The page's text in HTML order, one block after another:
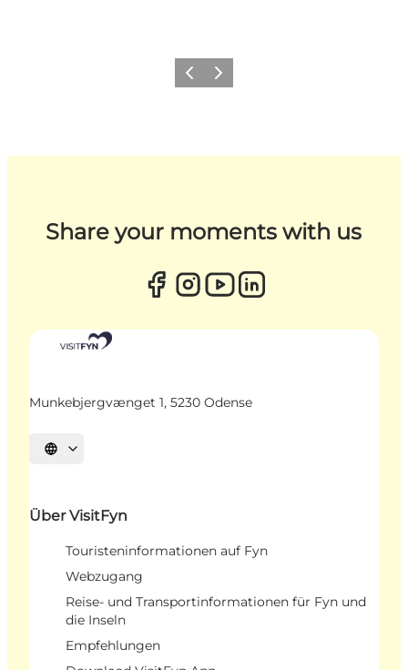
ZurückWeiter
Share your moments with us
Munkebjergvænget 1, 5230 Odense
Sprache auswählen
Über VisitFyn
Touristeninformationen auf Fyn
Webzugang
Reise- und Transportinformationen für Fyn und
die Inseln
Empfehlungen